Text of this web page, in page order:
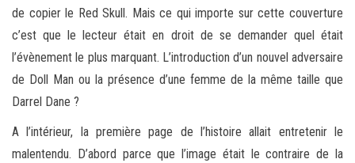
de copier le Red Skull. Mais ce qui importe sur cette couverture
c’est que le lecteur était en droit de se demander quel était
l’évènement le plus marquant. L’introduction d’un nouvel adversaire
de Doll Man ou la présence d’une femme de la même taille que
Darrel Dane ?
A l’intérieur, la première page de l’histoire allait entretenir le
malentendu. D’abord parce que l’image était le contraire de la